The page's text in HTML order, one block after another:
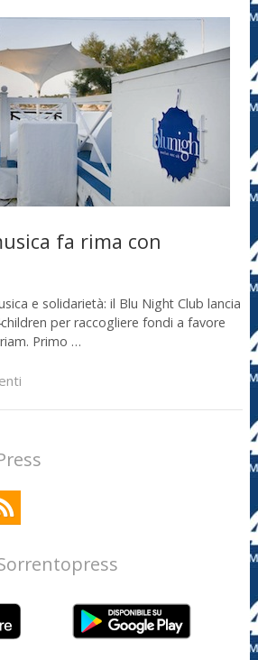
fa rima con
e solidarietà: il Blu Night Club lancia
per raccogliere fondi a favore
Primo …